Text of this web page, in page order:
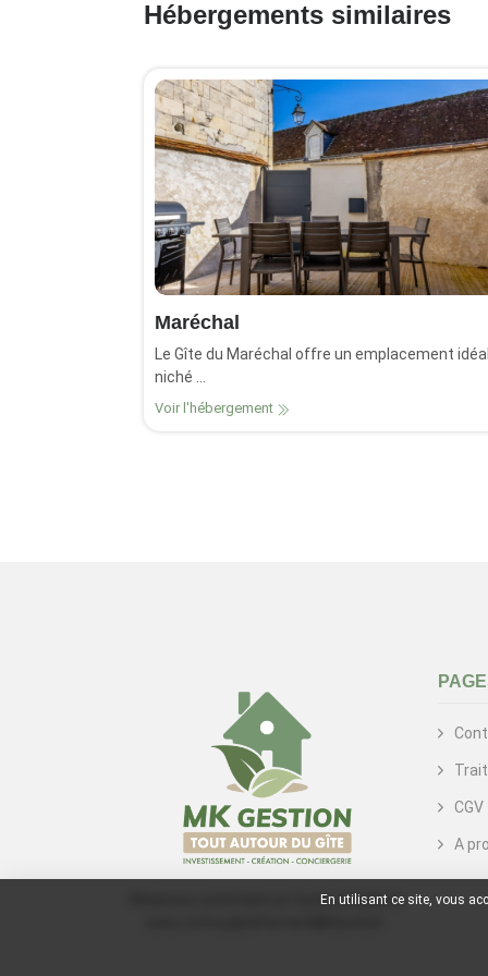
Hébergements similaires
Maréchal
Le Gîte du Maréchal offre un emplacement
niché ...
Voir l'hébergement
Réservez votre bien en toute simplicité
CGV
A
En utilisant ce site, vous